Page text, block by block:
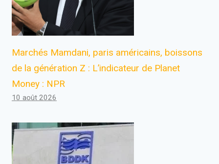
Marchés Mamdani, paris américains, boissons
de la génération Z : L’indicateur de Planet
Money : NPR
10 août 2026